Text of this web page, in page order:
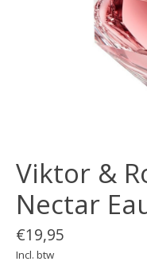
Viktor &
Nectar
€19,95
Incl. btw